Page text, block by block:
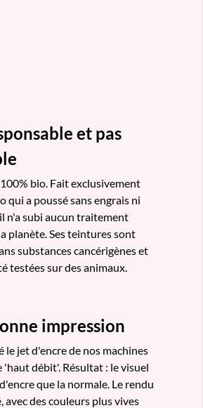
et pas
bio. Fait exclusivement
qui a poussé sans engrais ni
n'a subi aucun traitement
planète. Ses teintures sont
substances cancérigènes et
testées sur des animaux.
impression
le jet d'encre de nos machines
'haut débit'. Résultat : le visuel
que la normale. Le rendu
avec des couleurs plus vives